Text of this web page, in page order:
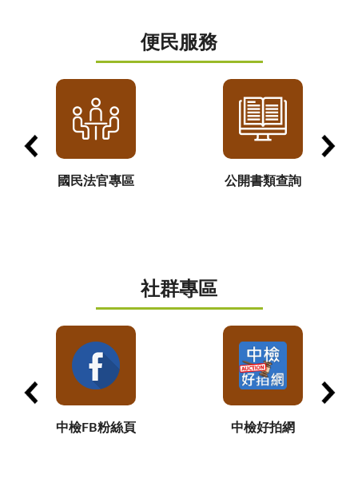
便民服務
國民法官專區 公開書類查詢
社群專區
中檢FB粉絲頁 中檢好拍網